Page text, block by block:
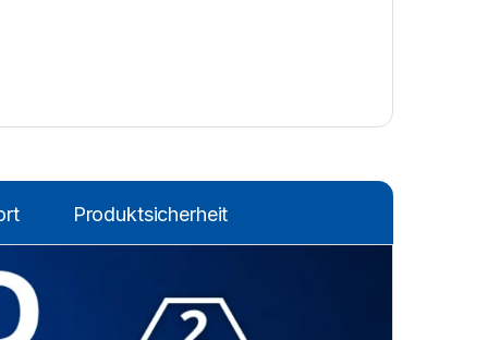
Produktsicherheit